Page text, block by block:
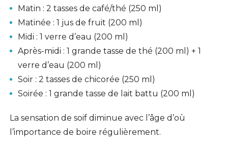
Matin : 2 tasses de café/thé (250 ml)
Matinée : 1 jus de fruit (200 ml)
Midi : 1 verre d’eau (200 ml)
Après-midi : 1 grande tasse de thé (200 ml) + 1
verre d’eau (200 ml)
Soir : 2 tasses de chicorée (250 ml)
Soirée : 1 grande tasse de lait battu (200 ml)
La sensation de soif diminue avec l’âge d’où
l’importance de boire régulièrement.